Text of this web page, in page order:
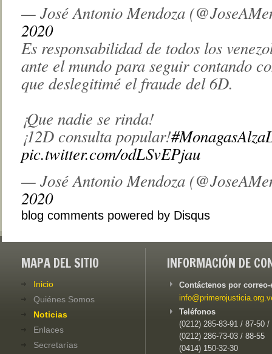
— José Antonio Mendoza
2020
Es responsabilidad de todos los
ante el mundo para seguir contando
que deslegitimé el fraude del 6D.
¡Que nadie se rinda!
¡12D consulta popular!
pic.twitter.com/odLSvEPjau
— José Antonio Mendoza
2020
blog comments powered by Disqus
MAPA DEL SITIO
Inicio
Quiénes Somos
Noticias
Enlaces
Secretarías
INFORMACIÓN DE
Contáctenos por
Teléfonos
(0212) 285-83-91 / 87-50 /
(0212) 286-73-03 / 88-55
(0414) 150-32-30